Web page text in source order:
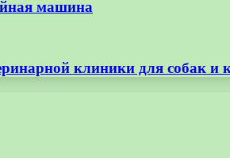
машина
клиники для собак и